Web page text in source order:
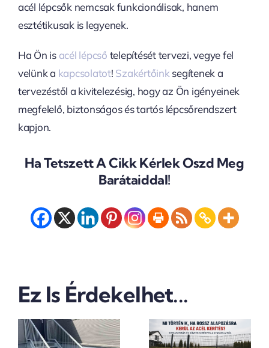
acél lépcsők nemcsak funkcionálisak, hanem
esztétikusak is legyenek.
Ha Ön is acél lépcső telepítését tervezi, vegye fel
velünk a kapcsolatot! Szakértőink segítenek a
tervezéstől a kivitelezésig, hogy az Ön igényeinek
megfelelő, biztonságos és tartós lépcsőrendszert
kapjon.
Ha Tetszett A Cikk Kérlek Oszd Meg
Barátaiddal!
Ez Is Érdekelhet...
Ha Rossz
Kerül Az